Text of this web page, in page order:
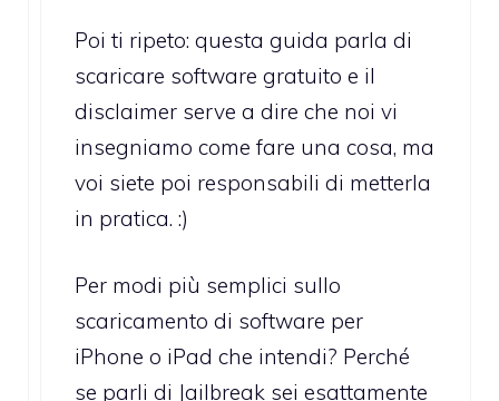
Poi ti ripeto: questa guida parla di
scaricare software gratuito e il
disclaimer serve a dire che noi vi
insegniamo come fare una cosa, ma
voi siete poi responsabili di metterla
in pratica. :)
Per modi più semplici sullo
scaricamento di software per
iPhone o iPad che intendi? Perché
se parli di Jailbreak sei esattamente